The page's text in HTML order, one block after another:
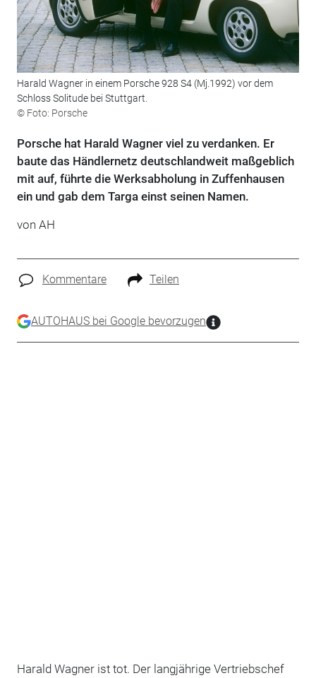
Harald Wagner in einem Porsche 928 S4 (Mj.1992) vor dem
Schloss Solitude bei Stuttgart.
© Foto: Porsche
Porsche hat Harald Wagner viel zu verdanken. Er
baute das Händlernetz deutschlandweit maßgeblich
mit auf, führte die Werksabholung in Zuffenhausen
ein und gab dem Targa einst seinen Namen.
von AH
Kommentare Teilen
AUTOHAUS bei Google bevorzugen
Harald Wagner ist tot. Der langjährige Vertriebschef